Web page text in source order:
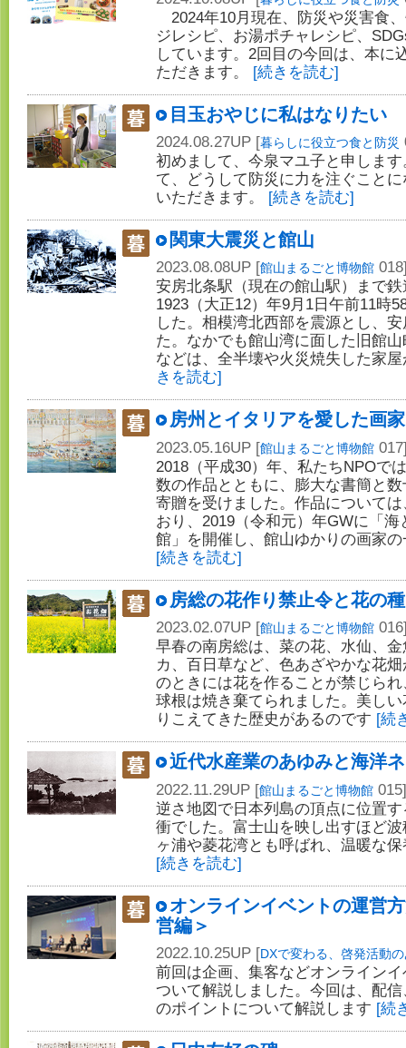
2024年10月現在、防災や災害食
ジレシピ、お湯ポチャレシピ、
しています。2回目の今回は、本に
ただきます。 [続きを読む]
目玉おやじに私はなりたい
2024.08.27UP [暮らしに役立つ食と防災
初めまして、今泉マユ子と申しま
て、どうして防災に力を注ぐこと
いただきます。 [続きを読む]
関東大震災と館山
2023.08.08UP [館山まるごと博物館
安房北条駅（現在の館山駅）まで
1923（大正12）年9月1日午前11時
した。相模湾北西部を震源とし、
た。なかでも館山湾に面した旧館
などは、全半壊や火災焼失した家
きを読む]
房州とイタリアを愛した画
2023.05.16UP [館山まるごと博物館
2018（平成30）年、私たちNPOで
数の作品とともに、膨大な書簡と
寄贈を受けました。作品について
おり、2019（令和元）年GWに「
館」を開催し、館山ゆかりの画家
[続きを読む]
房総の花作り禁止令と花の
2023.02.07UP [館山まるごと博物館
早春の南房総は、菜の花、水仙、
カ、百日草など、色あざやかな花
のときには花を作ることが禁じら
球根は焼き棄てられました。美し
りこえてきた歴史があるのです [続
近代水産業のあゆみと海洋
2022.11.29UP [館山まるごと博物館
逆さ地図で日本列島の頂点に位置
衝でした。富士山を映し出すほど
ヶ浦や菱花湾とも呼ばれ、温暖な
[続きを読む]
オンラインイベントの運営
営編＞
2022.10.25UP [DXで変わる、啓発活動
前回は企画、集客などオンライン
ついて解説しました。今回は、配
のポイントについて解説します [続